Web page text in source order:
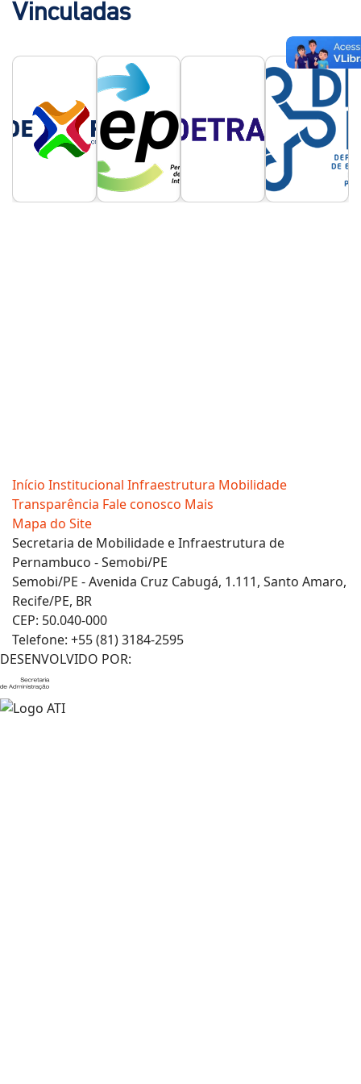
Vinculadas
Início Institucional Infraestrutura Mobilidade
Transparência Fale conosco Mais
Mapa do Site
Secretaria de Mobilidade e Infraestrutura de
Pernambuco - Semobi/PE
Semobi/PE - Avenida Cruz Cabugá, 1.111, Santo Amaro,
Recife/PE, BR
CEP: 50.040-000
Telefone: +55 (81) 3184-2595
DESENVOLVIDO POR: